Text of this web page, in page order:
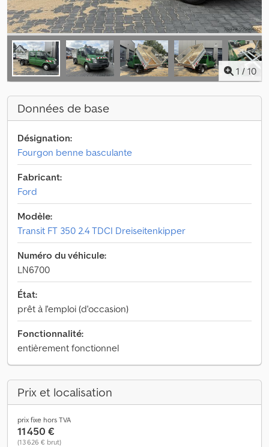
1 / 10
Données de base
Désignation:
Fourgon benne basculante
Fabricant:
Ford
Modèle:
Transit FT 350 2.4 TDCI Dreiseitenkipper
Numéro du véhicule:
LN6700
État:
prêt à l'emploi (d'occasion)
Fonctionnalité:
entièrement fonctionnel
Prix et localisation
prix fixe hors TVA
11 450 €
(13 626 € brut)